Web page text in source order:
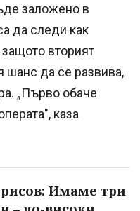
заложено в
да следи как
защото вторият
шанс да се развива,
„Първо обаче
каза
Имаме три